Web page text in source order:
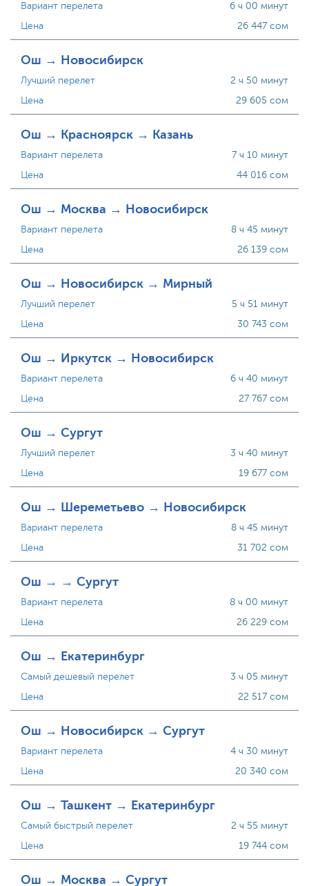
Вариант перелета
Цена
6 ч 00 минут
26 447 сом
Ош → Новосибирск
Лучший перелет
Цена
2 ч 50 минут
29 605 сом
Ош → Красноярск → Казань
Вариант перелета
Цена
7 ч 10 минут
44 016 сом
Ош → Москва → Новосибирск
Вариант перелета
Цена
8 ч 45 минут
26 139 сом
Ош → Новосибирск → Мирный
Лучший перелет
Цена
5 ч 51 минут
30 743 сом
Ош → Иркутск → Новосибирск
Вариант перелета
Цена
6 ч 40 минут
27 767 сом
Ош → Сургут
Лучший перелет
Цена
3 ч 40 минут
19 677 сом
Ош → Шереметьево → Новосибирск
Вариант перелета
Цена
8 ч 45 минут
31 702 сом
Ош → → Сургут
Вариант перелета
Цена
8 ч 00 минут
26 229 сом
Ош → Екатеринбург
Самый дешевый перелет
Цена
3 ч 05 минут
22 517 сом
Ош → Новосибирск → Сургут
Вариант перелета
Цена
4 ч 30 минут
20 340 сом
Ош → Ташкент → Екатеринбург
Самый быстрый перелет
Цена
2 ч 55 минут
19 744 сом
Ош → Москва → Сургут